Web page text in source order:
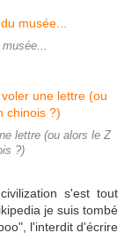
lettre (ou alors le Z
?)
s'est tout
je suis tombé
l'interdit d'écrire